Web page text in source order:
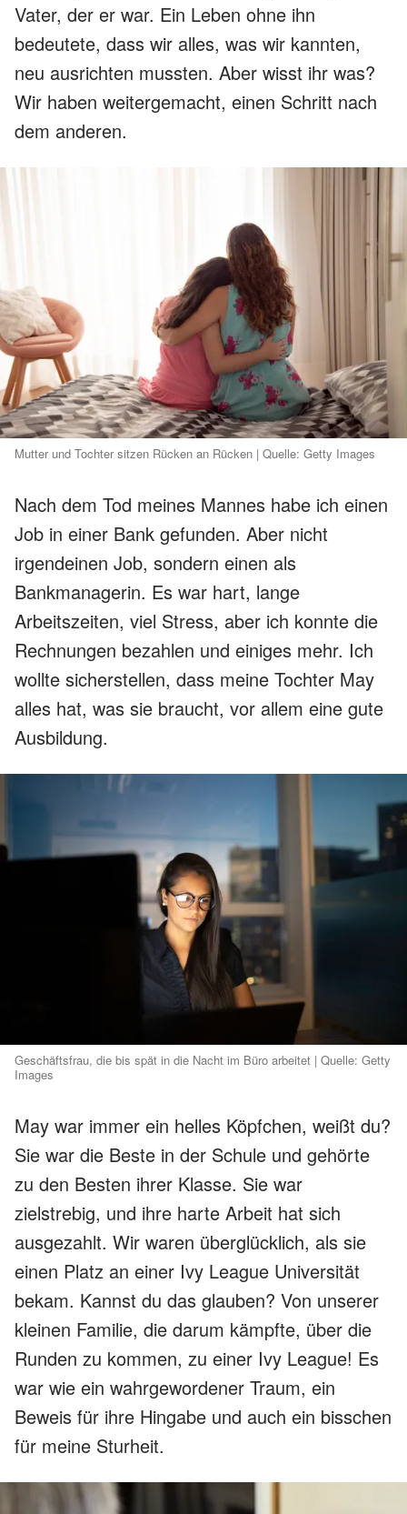
Vater, der er war. Ein Leben ohne ihn
bedeutete, dass wir alles, was wir kannten,
neu ausrichten mussten. Aber wisst ihr was?
Wir haben weitergemacht, einen Schritt nach
dem anderen.
Mutter und Tochter sitzen Rücken an Rücken | Quelle: Getty Images
Nach dem Tod meines Mannes habe ich einen
Job in einer Bank gefunden. Aber nicht
irgendeinen Job, sondern einen als
Bankmanagerin. Es war hart, lange
Arbeitszeiten, viel Stress, aber ich konnte die
Rechnungen bezahlen und einiges mehr. Ich
wollte sicherstellen, dass meine Tochter May
alles hat, was sie braucht, vor allem eine gute
Ausbildung.
Geschäftsfrau, die bis spät in die Nacht im Büro arbeitet | Quelle: Getty
Images
May war immer ein helles Köpfchen, weißt du?
Sie war die Beste in der Schule und gehörte
zu den Besten ihrer Klasse. Sie war
zielstrebig, und ihre harte Arbeit hat sich
ausgezahlt. Wir waren überglücklich, als sie
einen Platz an einer Ivy League Universität
bekam. Kannst du das glauben? Von unserer
kleinen Familie, die darum kämpfte, über die
Runden zu kommen, zu einer Ivy League! Es
war wie ein wahrgewordener Traum, ein
Beweis für ihre Hingabe und auch ein bisschen
für meine Sturheit.